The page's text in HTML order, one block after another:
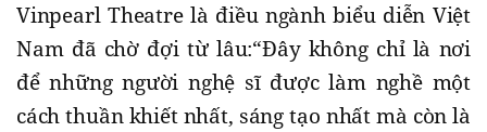
Vinpearl Theatre là điều ngành biểu diễn Việt
Nam đã chờ đợi từ lâu:“Đây không chỉ là nơi
để những người nghệ sĩ được làm nghề một
cách thuần khiết nhất, sáng tạo nhất mà còn là